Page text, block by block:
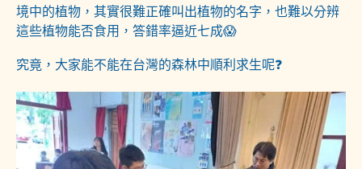
境中的植物，其實很難正確叫出植物的名字，也難以分辨
這些植物能否食用，答錯率逼近七成😱
究竟，大家能不能在台灣的森林中順利求生呢❓